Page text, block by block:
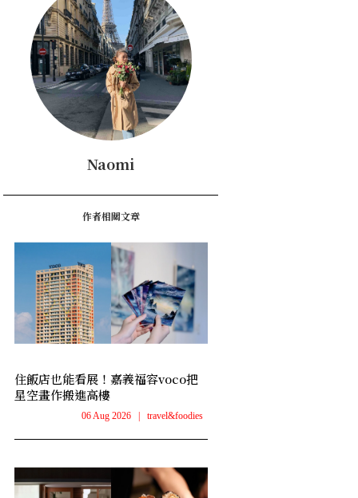
Naomi
作者相關文章
住飯店也能看展！嘉義福容voco把
星空畫作搬進高樓
06 Aug 2026 | travel&foodies